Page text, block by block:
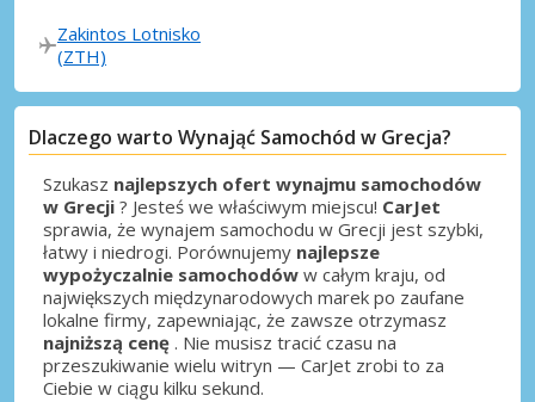
Zakintos Lotnisko
(ZTH)
Dlaczego warto Wynająć Samochód w Grecja?
Szukasz najlepszych ofert wynajmu samochodów
w Grecji ? Jesteś we właściwym miejscu! CarJet
sprawia, że wynajem samochodu w Grecji jest szybki,
łatwy i niedrogi. Porównujemy najlepsze
wypożyczalnie samochodów w całym kraju, od
największych międzynarodowych marek po zaufane
lokalne firmy, zapewniając, że zawsze otrzymasz
najniższą cenę . Nie musisz tracić czasu na
przeszukiwanie wielu witryn — CarJet zrobi to za
Ciebie w ciągu kilku sekund.